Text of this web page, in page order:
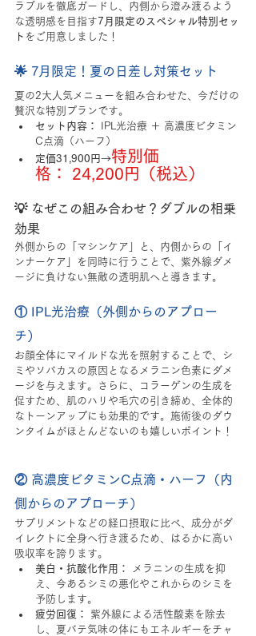
ラブルを徹底ガードし、内側から澄み渡るよう
な透明感を目指す 7月限定のスペシャル特別セッ
ト をご用意しました！
🌟 7月限定！夏の日差し対策セット
夏の2大人気メニューを組み合わせた、今だけの
贅沢な特別プランです。
セット内容：
IPL光治療 ＋ 高濃度ビタミン
C点滴（ハーフ）
定価31,900円→特別価
格： 24,200円（税込）
💡 なぜこの組み合わせ？ダブルの相乗
効果
外側からの「マシンケア」と、内側からの「イ
ンナーケア」を同時に行うことで、紫外線ダメ
ージに負けない無敵の透明肌へと導きます。
① IPL光治療（外側からのアプロー
チ）
お顔全体にマイルドな光を照射することで、シ
ミやソバカスの原因となるメラニン色素にダメ
ージを与えます。さらに、コラーゲンの生成を
促すため、肌のハリや毛穴の引き締め、全体的
なトーンアップにも効果的です。施術後のダウ
ンタイムがほとんどないのも嬉しいポイント！
② 高濃度ビタミンC点滴・ハーフ（内
側からのアプローチ）
サプリメントなどの経口摂取に比べ、成分がダ
イレクトに全身へ行き渡るため、はるかに高い
吸収率を誇ります。
美白・抗酸化作用：
メラニンの生成を抑
え、今あるシミの悪化やこれからのシミを
予防します。
疲労回復：
紫外線による活性酸素を除去
し、夏バテ気味の体にもエネルギーをチャ